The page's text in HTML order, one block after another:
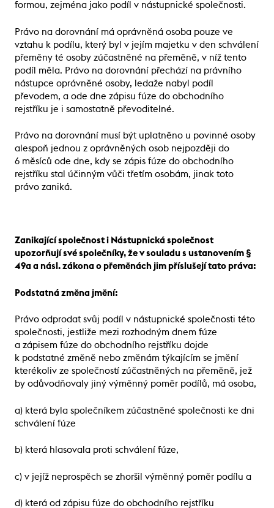
formou, zejména jako podíl v nástupnické společnosti.
Právo na dorovnání má oprávněná osoba pouze ve
vztahu k podílu, který byl v jejím majetku v den schválení
přeměny té osoby zúčastněné na přeměně, v níž tento
podíl měla. Právo na dorovnání přechází na právního
nástupce oprávněné osoby, ledaže nabyl podíl
převodem, a ode dne zápisu fúze do obchodního
rejstříku je i samostatně převoditelné.
Právo na dorovnání musí být uplatněno u povinné osoby
alespoň jednou z oprávněných osob nejpozději do
6 měsíců ode dne, kdy se zápis fúze do obchodního
rejstříku stal účinným vůči třetím osobám, jinak toto
právo zaniká.
Zanikající společnost i Nástupnická společnost
upozorňují své společníky, že v souladu s ustanovením §
49a a násl. zákona o přeměnách jim příslušejí tato práva:
Podstatná změna jmění:
Právo odprodat svůj podíl v nástupnické společnosti této
společnosti, jestliže mezi rozhodným dnem fúze
a zápisem fúze do obchodního rejstříku dojde
k podstatné změně nebo změnám týkajícím se jmění
kterékoliv ze společností zúčastněných na přeměně, jež
by odůvodňovaly jiný výměnný poměr podílů, má osoba,
a) která byla společníkem zúčastněné společnosti ke dni
schválení fúze
b) která hlasovala proti schválení fúze,
c) v jejíž neprospěch se zhoršil výměnný poměr podílu a
d) která od zápisu fúze do obchodního rejstříku